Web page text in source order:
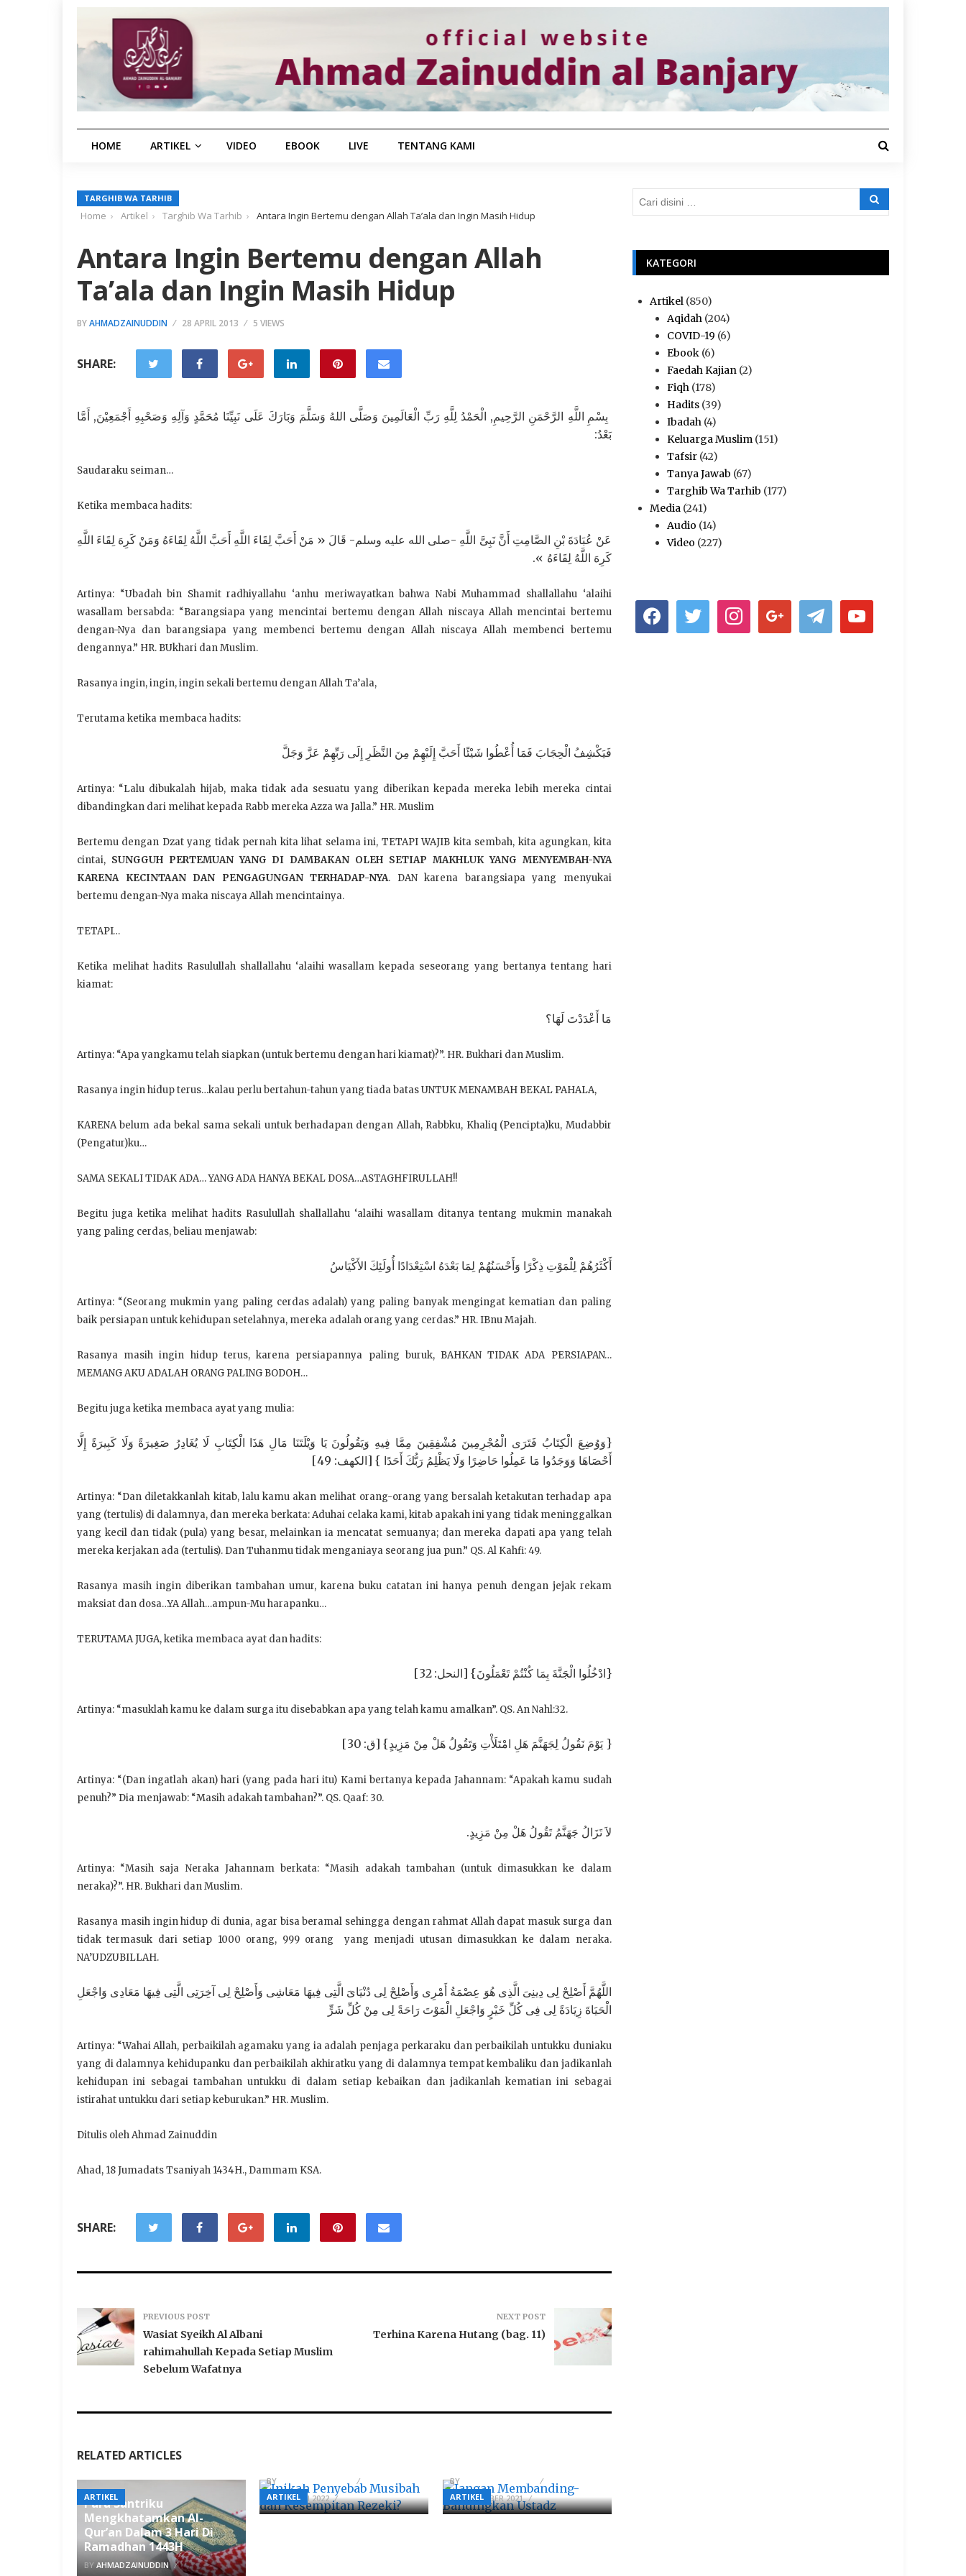
HOME ARTIKEL VIDEO EBOOK LIVE TENTANG KAMI
TARGHIB WA TARHIB
Home Artikel Targhib Wa Tarhib Antara Ingin Bertemu dengan Allah Ta’ala dan Ingin Masih Hidup
Antara Ingin Bertemu dengan Allah
Ta’ala dan Ingin Masih Hidup
BYAHMADZAINUDDIN 28 APRIL 2013 5 VIEWS
SHARE:
بِسْمِ اللَّهِ الرَّحْمَنِ الرَّحِيمِ, الْحَمْدُ لِلَّهِ رَبِّ الْعَالَمِينَ وَصَلَّى اللهُ وَسَلَّمَ وَبَارَكَ عَلَى نَبِيِّنَا مُحَمَّدٍ وَآلِهِ وَصَحْبِهِ أَجْمَعِيْنَ, أَمَّا
بَعْدُ:
Saudaraku seiman…
Ketika membaca hadits:
عَنْ عُبَادَةَ بْنِ الصَّامِتِ أَنَّ نَبِىَّ اللَّهِ -صلى الله عليه وسلم- قَالَ « مَنْ أَحَبَّ لِقَاءَ اللَّهِ أَحَبَّ اللَّهُ لِقَاءَهُ وَمَنْ كَرِهَ لِقَاءَ اللَّهِ
كَرِهَ اللَّهُ لِقَاءَهُ ».
Artinya: “Ubadah bin Shamit radhiyallahu ‘anhu meriwayatkan bahwa Nabi Muhammad shallallahu ‘alaihi
wasallam bersabda: “Barangsiapa yang mencintai bertemu dengan Allah niscaya Allah mencintai bertemu
dengan-Nya dan barangsiapa yang membenci bertemu dengan Allah niscaya Allah membenci bertemu
dengannya.” HR. BUkhari dan Muslim.
Rasanya ingin, ingin, ingin sekali bertemu dengan Allah Ta’ala,
Terutama ketika membaca hadits:
فَيَكْشِفُ الْحِجَابَ فَمَا أُعْطُوا شَيْئًا أَحَبَّ إِلَيْهِمْ مِنَ النَّظَرِ إِلَى رَبِّهِمْ عَزَّ وَجَلَّ
Artinya: “Lalu dibukalah hijab, maka tidak ada sesuatu yang diberikan kepada mereka lebih mereka cintai
dibandingkan dari melihat kepada Rabb mereka Azza wa Jalla.” HR. Muslim
Bertemu dengan Dzat yang tidak pernah kita lihat selama ini, TETAPI WAJIB kita sembah, kita agungkan, kita
cintai, SUNGGUH PERTEMUAN YANG DI DAMBAKAN OLEH SETIAP MAKHLUK YANG MENYEMBAH-NYA
KARENA KECINTAAN DAN PENGAGUNGAN TERHADAP-NYA. DAN karena barangsiapa yang menyukai
bertemu dengan-Nya maka niscaya Allah mencintainya.
TETAPI…
Ketika melihat hadits Rasulullah shallallahu ‘alaihi wasallam kepada seseorang yang bertanya tentang hari
kiamat:
مَا أَعْدَدْتَ لَهَا؟
Artinya: “Apa yangkamu telah siapkan (untuk bertemu dengan hari kiamat)?”. HR. Bukhari dan Muslim.
Rasanya ingin hidup terus…kalau perlu bertahun-tahun yang tiada batas UNTUK MENAMBAH BEKAL PAHALA,
KARENA belum ada bekal sama sekali untuk berhadapan dengan Allah, Rabbku, Khaliq (Pencipta)ku, Mudabbir
(Pengatur)ku…
SAMA SEKALI TIDAK ADA… YANG ADA HANYA BEKAL DOSA…ASTAGHFIRULLAH!!
Begitu juga ketika melihat hadits Rasulullah shallallahu ‘alaihi wasallam ditanya tentang mukmin manakah
yang paling cerdas, beliau menjawab:
أَكْثَرُهُمْ لِلْمَوْتِ ذِكْرًا وَأَحْسَنُهُمْ لِمَا بَعْدَهُ اسْتِعْدَادًا أُولَئِكَ الأَكْيَاسُ
Artinya: “(Seorang mukmin yang paling cerdas adalah) yang paling banyak mengingat kematian dan paling
baik persiapan untuk kehidupan setelahnya, mereka adalah orang yang cerdas.” HR. IBnu Majah.
Rasanya masih ingin hidup terus, karena persiapannya paling buruk, BAHKAN TIDAK ADA PERSIAPAN…
MEMANG AKU ADALAH ORANG PALING BODOH…
Begitu juga ketika membaca ayat yang mulia:
{وَوُضِعَ الْكِتَابُ فَتَرَى الْمُجْرِمِينَ مُشْفِقِينَ مِمَّا فِيهِ وَيَقُولُونَ يَا وَيْلَتَنَا مَالِ هَذَا الْكِتَابِ لَا يُغَادِرُ صَغِيرَةً وَلَا كَبِيرَةً إِلَّا
أَحْصَاهَا وَوَجَدُوا مَا عَمِلُوا حَاضِرًا وَلَا يَظْلِمُ رَبُّكَ أَحَدًا } [الكهف: 49]
Artinya: “Dan diletakkanlah kitab, lalu kamu akan melihat orang-orang yang bersalah ketakutan terhadap apa
yang (tertulis) di dalamnya, dan mereka berkata: Aduhai celaka kami, kitab apakah ini yang tidak meninggalkan
yang kecil dan tidak (pula) yang besar, melainkan ia mencatat semuanya; dan mereka dapati apa yang telah
mereka kerjakan ada (tertulis). Dan Tuhanmu tidak menganiaya seorang jua pun.” QS. Al Kahfi: 49.
Rasanya masih ingin diberikan tambahan umur, karena buku catatan ini hanya penuh dengan jejak rekam
maksiat dan dosa…YA Allah…ampun-Mu harapanku…
TERUTAMA JUGA, ketika membaca ayat dan hadits:
{ادْخُلُوا الْجَنَّةَ بِمَا كُنْتُمْ تَعْمَلُونَ} [النحل: 32]
Artinya: “masuklah kamu ke dalam surga itu disebabkan apa yang telah kamu amalkan”. QS. An Nahl:32.
{ يَوْمَ نَقُولُ لِجَهَنَّمَ هَلِ امْتَلَأْتِ وَتَقُولُ هَلْ مِنْ مَزِيدٍ} [ق: 30]
Artinya: “(Dan ingatlah akan) hari (yang pada hari itu) Kami bertanya kepada Jahannam: “Apakah kamu sudah
penuh?” Dia menjawab: “Masih adakah tambahan?”. QS. Qaaf: 30.
لاَ تَزَالُ جَهَنَّمُ تَقُولُ هَلْ مِنْ مَزِيدٍ.
Artinya: “Masih saja Neraka Jahannam berkata: “Masih adakah tambahan (untuk dimasukkan ke dalam
neraka)?”. HR. Bukhari dan Muslim.
Rasanya masih ingin hidup di dunia, agar bisa beramal sehingga dengan rahmat Allah dapat masuk surga dan
tidak termasuk dari setiap 1000 orang, 999 orang yang menjadi utusan dimasukkan ke dalam neraka.
NA’UDZUBILLAH.
اللَّهُمَّ أَصْلِحْ لِى دِينِىَ الَّذِى هُوَ عِصْمَةُ أَمْرِى وَأَصْلِحْ لِى دُنْيَاىَ الَّتِى فِيهَا مَعَاشِى وَأَصْلِحْ لِى آخِرَتِى الَّتِى فِيهَا مَعَادِى وَاجْعَلِ
الْحَيَاةَ زِيَادَةً لِى فِى كُلِّ خَيْرٍ وَاجْعَلِ الْمَوْتَ رَاحَةً لِى مِنْ كُلِّ شَرٍّ
Artinya: “Wahai Allah, perbaikilah agamaku yang ia adalah penjaga perkaraku dan perbaikilah untukku duniaku
yang di dalamnya kehidupanku dan perbaikilah akhiratku yang di dalamnya tempat kembaliku dan jadikanlah
kehidupan ini sebagai tambahan untukku di dalam setiap kebaikan dan jadikanlah kematian ini sebagai
istirahat untukku dari setiap keburukan.” HR. Muslim.
Ditulis oleh Ahmad Zainuddin
Ahad, 18 Jumadats Tsaniyah 1434H., Dammam KSA.
SHARE:
PREVIOUS POST
Wasiat Syeikh Al Albani
rahimahullah Kepada Setiap Muslim
Sebelum Wafatnya
NEXT POST
Terhina Karena Hutang (bag. 11)
RELATED ARTICLES
ARTIKEL
Para Santriku
Mengkhatamkan Al-
Qur’an Dalam 3 Hari Di
Ramadhan 1443H
BY AHMADZAINUDDIN
ARTIKEL
BY
7 FEBRUARI 2022
ARTIKEL
BY
16 NOVEMBER 2021
KATEGORI
Artikel(850)
Aqidah(204)
COVID-19 (6)
Ebook(6)
Faedah Kajian(2)
Fiqh(178)
Hadits(39)
Ibadah(4)
Keluarga Muslim(151)
Tafsir(42)
Tanya Jawab (67)
Targhib Wa Tarhib (177)
Media(241)
Audio (14)
Video (227)
facebook twitter instagramgoogle telegram youtube